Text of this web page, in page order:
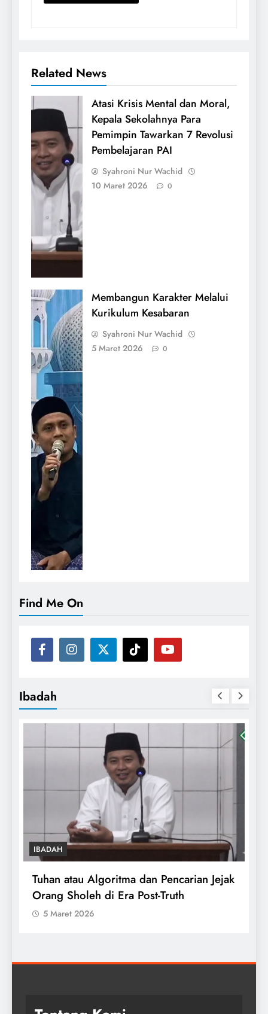
Related News
Atasi Krisis Mental dan Moral,
Kepala Sekolahnya Para
Pemimpin Tawarkan 7 Revolusi
Pembelajaran PAI
Syahroni Nur Wachid
10 Maret 2026
0
Membangun Karakter Melalui
Kurikulum Kesabaran
Syahroni Nur Wachid
5 Maret 2026
0
Find Me On
Ibadah
IBADAH
Tata Cara Menyembelih Hewan Kurban
Sesuai Syariat
5 Maret 2026